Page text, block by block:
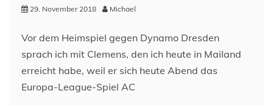
29. November 2018 Michael
Vor dem Heimspiel gegen Dynamo Dresden
sprach ich mit Clemens, den ich heute in Mailand
erreicht habe, weil er sich heute Abend das
Europa-League-Spiel AC